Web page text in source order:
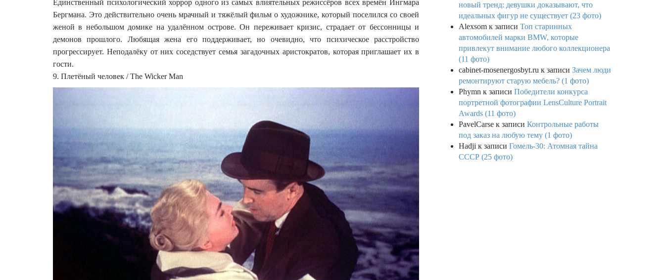
Единственный психологический хоррор одного из самых влиятельных режиссёров всех времён Ингмара
Бергмана. Это действительно очень мрачный и тяжёлый фильм о художнике, который поселился со своей
женой в небольшом домике на удалённом острове. Он переживает кризис, страдает от бессонницы и
демонов прошлого. Любящая жена его поддерживает, но очевидно, что психическое расстройство
прогрессирует. Неподалёку от них соседствует семья загадочных аристократов, которая приглашает их в
гости.
9. Плетёный человек / The Wicker Man
новый тренд: девушки доказывают, что
идеальных фигур не существует (23 фото)
Alexsom к записи Топ старинных
автомобилей марки BMW, которые
привлекут внимание любого коллекционера
(11 фото)
cabinet-mosenergosbyt.ru к записи Зачем люди
ремонтируют старую мебель? (1 фото)
Phymn к записи Победители конкурса
портретной фотографии LensCulture Portrait
Awards (11 фото)
PavelCarse к записи Контрольные работы
под заказ на любую тему (1 фото)
Hadji к записи Гомель-30: Атомная тайна
СССР (25 фото)